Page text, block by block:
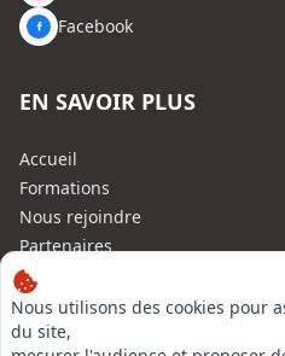
Nous utilisons des cookies pour
du site,
Facebook
EN SAVOIR PLUS
Accueil
Formations
Nous rejoindre
Partenaires
Autres missions
Le C.N.E.
Membre IVSC